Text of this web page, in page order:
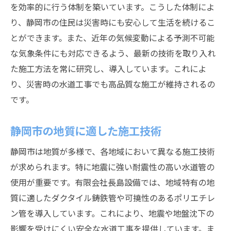
を効率的に行う体制を築いています。こうした体制によ
り、静岡市の住民は災害時にも安心して生活を続けるこ
とができます。また、近年の気候変動による予測不可能
な気象条件にも対応できるよう、最新の技術を取り入れ
た施工方法を常に研究し、導入しています。これによ
り、災害時の水道工事でも高品質な施工が維持されるの
です。
静岡市の地質に適した施工技術
静岡市は地質が多様で、各地域において異なる施工技術
が求められます。特に地震に強い耐震性の高い水道管の
使用が重要です。有限会社長島設備では、地域特有の地
質に適したダクタイル鋳鉄管や可撓性のあるポリエチレ
ン管を導入しています。これにより、地震や地盤沈下の
影響を受けにくい安全な水道工事を提供しています。ま